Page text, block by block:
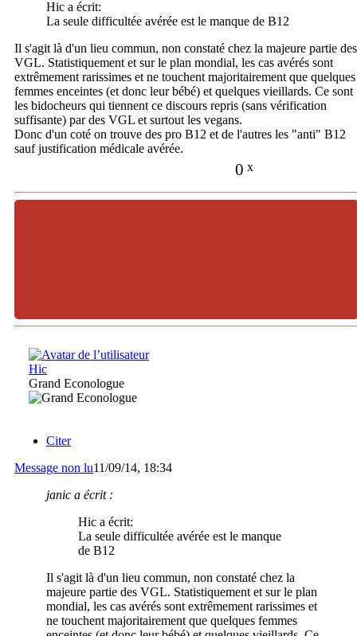
Hic a écrit:
La seule difficultée avérée est le manque de B12
Il s'agit là d'un lieu commun, non constaté chez la majeure partie des
VGL. Statistiquement et sur le plan mondial, les cas avérés sont
extrêmement rarissimes et ne touchent majoritairement que quelques
femmes enceintes (et donc leur bébé) et quelques vieillards. Ce sont
les bidocheurs qui tiennent ce discours repris (sans vérification
suffisante) par des VGL et surtout les vegans.
Donc d'un coté on trouve des pro B12 et de l'autres les "anti" B12
sauf justification médicale avérée.
0 x
Hic
Grand Econologue
Citer
Message non lu11/09/14, 18:34
janic a écrit :
Hic a écrit:
La seule difficultée avérée est le manque
de B12
Il s'agit là d'un lieu commun, non constaté chez la
majeure partie des VGL. Statistiquement et sur le plan
mondial, les cas avérés sont extrêmement rarissimes et
ne touchent majoritairement que quelques femmes